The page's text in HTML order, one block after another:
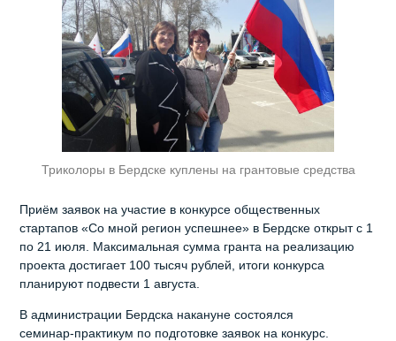
Триколоры в Бердске куплены на грантовые средства
Приём заявок на участие в конкурсе общественных
стартапов «Со мной регион успешнее» в Бердске открыт с 1
по 21 июля. Максимальная сумма гранта на реализацию
проекта достигает 100 тысяч рублей, итоги конкурса
планируют подвести 1 августа.
В администрации Бердска накануне состоялся
семинар‑практикум по подготовке заявок на конкурс.